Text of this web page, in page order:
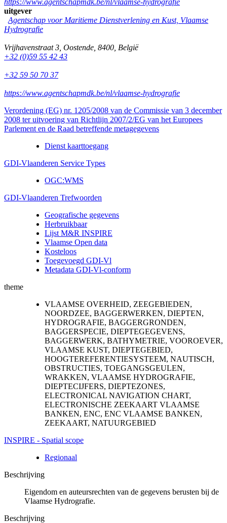
uitgever
Agentschap voor Maritieme Dienstverlening en Kust, Vlaamse
Hydrografie
Vrijhavenstraat 3 Oostende 8400 België
+32 (0)59 55 42 43
+32 59 50 70 37
https://www.agentschapmdk.be/nl/vlaamse-hydrografie
Verordening (EG) nr. 1205/2008 van de Commissie van 3 december
2008 ter uitvoering van Richtlijn 2007/2/EG van het Europees
Parlement en de Raad betreffende metagegevens
Dienst kaarttoegang
GDI-Vlaanderen Service Types
OGC:WMS
GDI-Vlaanderen Trefwoorden
Geografische gegevens
Herbruikbaar
Lijst M&R INSPIRE
Vlaamse Open data
Kosteloos
Toegevoegd GDI-Vl
Metadata GDI-Vl-conform
theme
VLAAMSE OVERHEID, ZEEGEBIEDEN,
NOORDZEE, BAGGERWERKEN, DIEPTEN,
HYDROGRAFIE, BAGGERGRONDEN,
BAGGERSPECIE, DIEPTEGEGEVENS,
BAGGERWERK, BATHYMETRIE, VOOROEVER,
VLAAMSE KUST, DIEPTEGEBIED,
HOOGTEREFERENTIESYSTEEM, NAUTISCH,
OBSTRUCTIES, TOEGANGSGEULEN,
WRAKKEN, VLAAMSE HYDROGRAFIE,
DIEPTECIJFERS, DIEPTEZONES,
ELECTRONICAL NAVIGATION CHART,
ELECTRONISCHE ZEEKAART VLAAMSE
BANKEN, ENC, ENC VLAAMSE BANKEN,
ZEEKAART, NATUURGEBIED
INSPIRE - Spatial scope
Regionaal
Beschrijving
Eigendom en auteursrechten van de gegevens berusten bij de
Vlaamse Hydrografie.
Beschrijving